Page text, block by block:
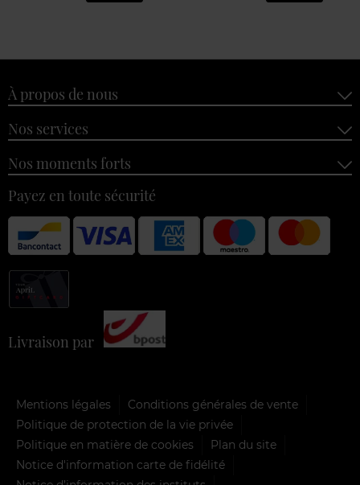
À propos de nous
Nos services
Nos moments forts
Payez en toute sécurité
Livraison par
Mentions légales
Conditions générales de vente
Politique de protection de la vie privée
Politique en matière de cookies
Plan du site
Notice d'information carte de fidélité